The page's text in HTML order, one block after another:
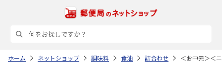
ホーム ネットショップ 調味料 食油 詰合わせ ＜お中元＞＜